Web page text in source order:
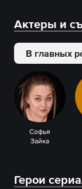
Актеры и
В главных
Софья
Зайка
Герои